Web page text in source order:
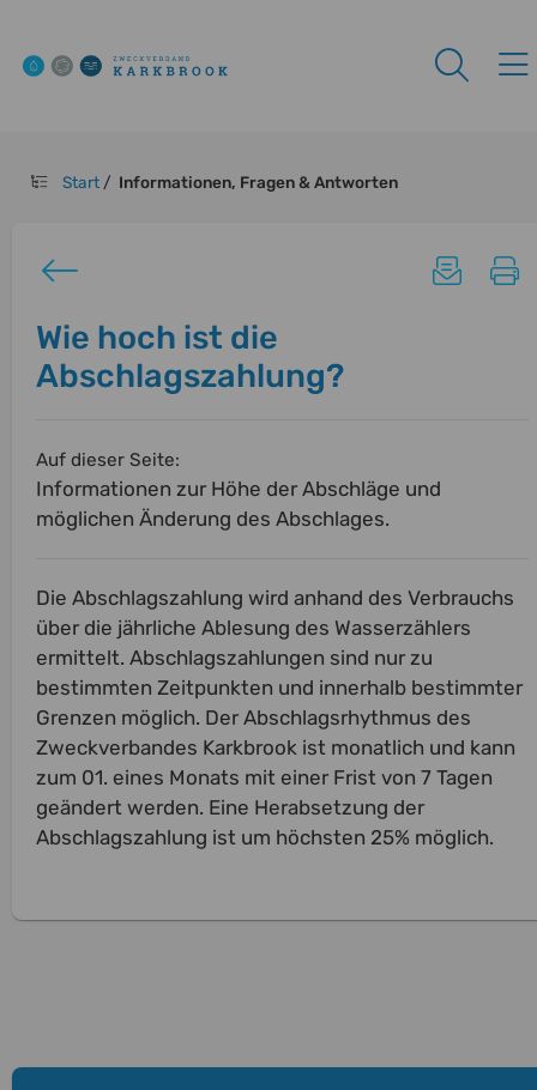
Start / Informationen, Fragen & Antworten
Wie hoch ist die
Abschlagszahlung?
Auf dieser Seite:
Informationen zur Höhe der Abschläge und
möglichen Änderung des Abschlages.
Die Abschlagszahlung wird anhand des Verbrauchs
über die jährliche Ablesung des Wasserzählers
ermittelt. Abschlagszahlungen sind nur zu
bestimmten Zeitpunkten und innerhalb bestimmter
Grenzen möglich. Der Abschlagsrhythmus des
Zweckverbandes Karkbrook ist monatlich und kann
zum 01. eines Monats mit einer Frist von 7 Tagen
geändert werden. Eine Herabsetzung der
Abschlagszahlung ist um höchsten 25% möglich.